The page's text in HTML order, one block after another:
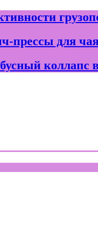
прессы для
коллапс